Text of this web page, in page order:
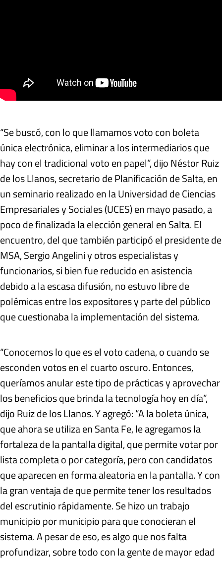
“Se buscó, con lo que llamamos voto con boleta
única electrónica, eliminar a los intermediarios que
hay con el tradicional voto en papel”, dijo Néstor Ruiz
de los Llanos, secretario de Planificación de Salta, en
un seminario realizado en la Universidad de Ciencias
Empresariales y Sociales (UCES) en mayo pasado, a
poco de finalizada la elección general en Salta. El
encuentro, del que también participó el presidente de
MSA, Sergio Angelini y otros especialistas y
funcionarios, si bien fue reducido en asistencia
debido a la escasa difusión, no estuvo libre de
polémicas entre los expositores y parte del público
que cuestionaba la implementación del sistema.
“Conocemos lo que es el voto cadena, o cuando se
esconden votos en el cuarto oscuro. Entonces,
queríamos anular este tipo de prácticas y aprovechar
los beneficios que brinda la tecnología hoy en día”,
dijo Ruiz de los Llanos. Y agregó: “A la boleta única,
que ahora se utiliza en Santa Fe, le agregamos la
fortaleza de la pantalla digital, que permite votar por
lista completa o por categoría, pero con candidatos
que aparecen en forma aleatoria en la pantalla. Y con
la gran ventaja de que permite tener los resultados
del escrutinio rápidamente. Se hizo un trabajo
municipio por municipio para que conocieran el
sistema. A pesar de eso, es algo que nos falta
profundizar, sobre todo con la gente de mayor edad